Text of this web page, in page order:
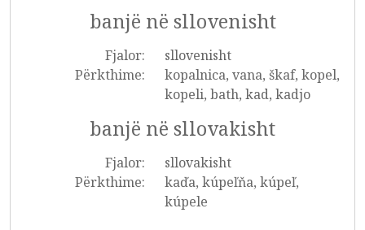
banjë në sllovenisht
Fjalor:
sllovenisht
Përkthime:
kopalnica, vana, škaf, kopel,
kopeli, bath, kad, kadjo
banjë në sllovakisht
Fjalor:
sllovakisht
Përkthime:
kaďa, kúpeľňa, kúpeľ,
kúpele